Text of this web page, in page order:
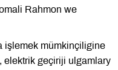
Rahmon we
işlemek mümkinçiligine
elektrik geçiriji ulgamlary